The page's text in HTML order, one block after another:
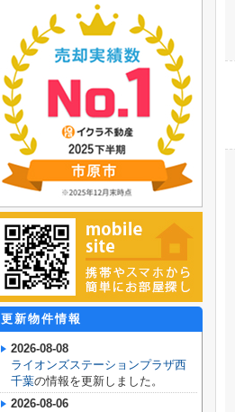
更新物件情報
2026-08-08
ライオンズステーションプラザ西
千葉の情報を更新しました。
2026-08-06